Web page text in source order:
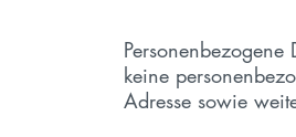
keine
Adresse sowie